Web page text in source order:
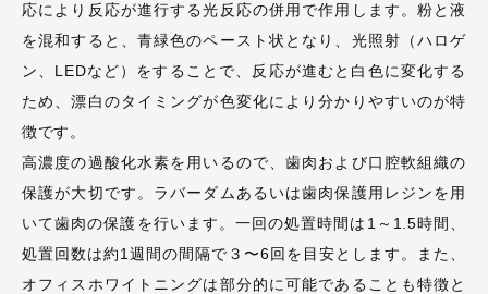
応により反応が進行する光反応の併用で作用します。粉と液
を混和すると、青緑色のペースト状となり、光照射（ハロゲ
ン、LEDなど）をすることで、反応が進むと白色に変化する
ため、漂白のタイミングが色変化により分かりやすいのが特
徴です。
高濃度の過酸化水素を用いるので、歯肉および口腔軟組織の
保護が大切です。ラバーダムあるいは歯肉保護用レジンを用
いて歯肉の保護を行います。一回の処置時間は1～1.5時間、
処置回数は約1週間の間隔で３〜6回を目安とします。また、
オフィスホワイトニングは部分的に可能であることも特徴と